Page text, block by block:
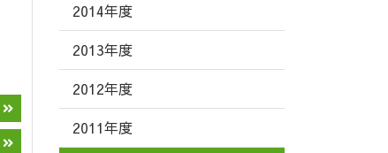
2014年度
2013年度
2012年度
2011年度